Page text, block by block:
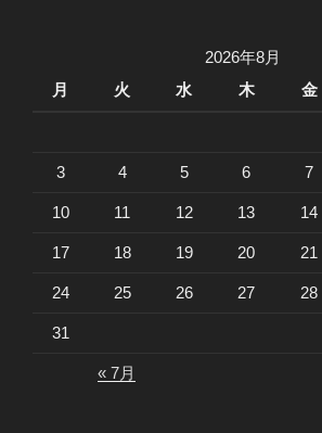
2026年8月
月
火 水 木 金
3 4 5 6 7
10 11 12 13 14
17 18 19 20 21
24 25 26 27 28
31
« 7月